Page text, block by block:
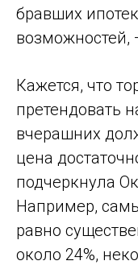
бравших
возможностей,
Кажется, что
претендовать
вчерашних
цена
подчеркнула
Например,
равно
около 24%,